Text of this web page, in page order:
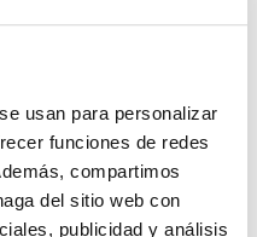
usan para personalizar
funciones de redes
compartimos
del sitio web con
publicidad y análisis
en uso proviene del
anteriores. Sin embargo, la
sigue siendo baja
y las dificultades